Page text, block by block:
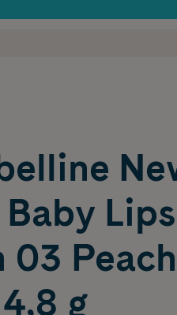
03 Peach
g